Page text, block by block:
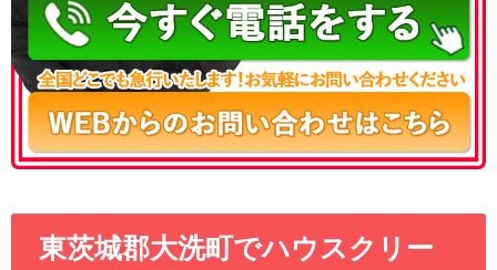
東茨城郡大洗町でハウスクリー